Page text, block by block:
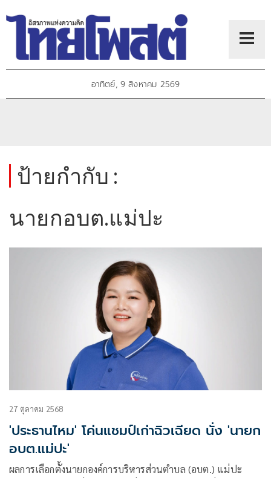
อาทิตย์, 9 สิงหาคม 2569
ป้ายกำกับ :
นายกอบต.แม่ปะ
27 ตุลาคม 2568
'ประธานไหม' โค่นแชมป์เก่าฉิวเฉียด นั่ง 'นายก
อบต.แม่ปะ'
ผลการเลือกตั้งนายกองค์การบริหารส่วนตำบล (อบต.) แม่ปะ